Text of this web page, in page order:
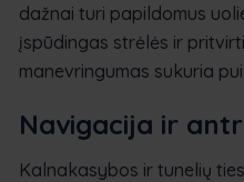
dažnai turi papildomus
įspūdingas strėlės ir
manevringumas sukuria
Navigacija ir
Kalnakasybos ir tunelių